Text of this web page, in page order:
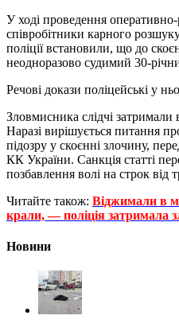
У ході проведення
співробітники карного
поліції встановили, що до
неодноразово судимий 30-
Речові докази поліцейські у
Зловмисника слідчі
Наразі вирішується питання
підозру у скоєнні злочину,
КК України. Санкція статті
позбавлення волі на строк від
Читайте також: Віджимали в
крали, — поліція затримала
Новини